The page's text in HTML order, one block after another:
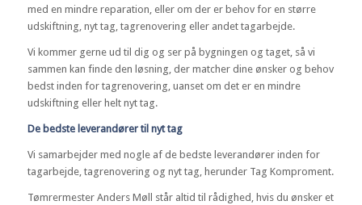
med en mindre reparation, eller om der er behov for en større
udskiftning, nyt tag, tagrenovering eller andet tagarbejde.
Vi kommer gerne ud til dig og ser på bygningen og taget, så vi
sammen kan finde den løsning, der matcher dine ønsker og behov
bedst inden for tagrenovering, uanset om det er en mindre
udskiftning eller helt nyt tag.
De bedste leverandører til nyt tag
Vi samarbejder med nogle af de bedste leverandører inden for
tagarbejde, tagrenovering og nyt tag, herunder Tag Komproment.
Tømrermester Anders Møll står altid til rådighed, hvis du ønsker et